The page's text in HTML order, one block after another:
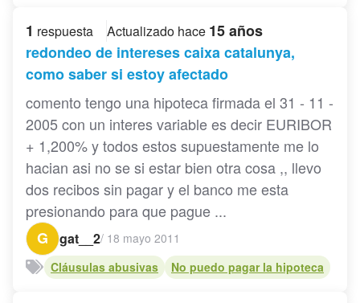
1 respuesta Actualizado hace 15 años
redondeo de intereses caixa catalunya,
como saber si estoy afectado
comento tengo una hipoteca firmada el 31 - 11 -
2005 con un interes variable es decir EURIBOR
+ 1,200% y todos estos supuestamente me lo
hacian asi no se si estar bien otra cosa ,, llevo
dos recibos sin pagar y el banco me esta
presionando para que pague ...
G
gat__2/ 18 mayo 2011
Cláusulas abusivas
No puedo pagar la hipoteca